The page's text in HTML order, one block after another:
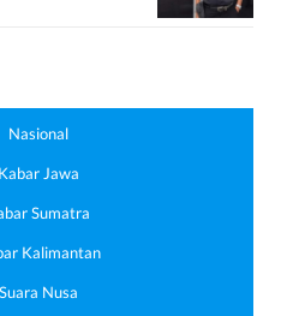
Nasional
Kabar Jawa
Sumatra
Kalimantan
Suara Nusa